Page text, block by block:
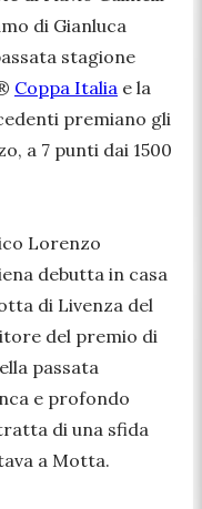
di Gianluca
stagione
Coppa Italia e la
premiano gli
a 7 punti dai 1500
Lorenzo
debutta in casa
di Livenza del
del premio di
passata
e profondo
di una sfida
a Motta.